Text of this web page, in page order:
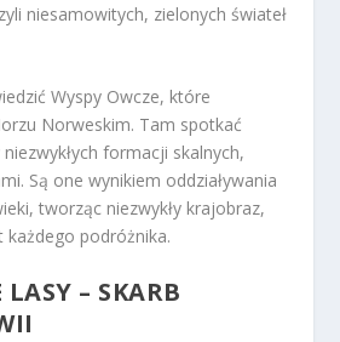
niesamowitych, zielonych świateł
Wyspy Owcze, które
Norweskim. Tam spotkać
formacji skalnych,
Są one wynikiem oddziaływania
tworząc niezwykły krajobraz,
każdego podróżnika.
LASY – SKARB